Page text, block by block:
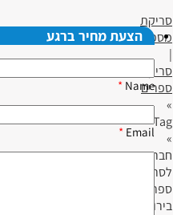
סריקת
מסמכים
|
סריקת
ספרים
»
Tag
»
חברה
לסריקת
ספרים
בירושלים
הצעת מחיר ברגע
Name
*
Email
*